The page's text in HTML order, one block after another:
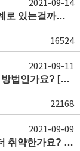
ESC 표면 온도랑 식각률의 차이가 어떤 관계로 있는걸까요?? [ESC 영역 온도 조절]
16524
2021-09-14
ICP와 CCP는 단순히 플라즈마를 생서하는 방법인가요? [플라즈마 생성 기전, RIE 모드]
22168
2021-09-11
CCP 구조가 ICP 구조보다 Arcing 발생에 더 취약한가요? [Breakdown 전기장, 아크 방전]
2021-09-09